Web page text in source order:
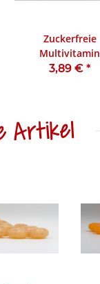
Zuckerfreie
Multivitamin
3,89 € *
Artikel